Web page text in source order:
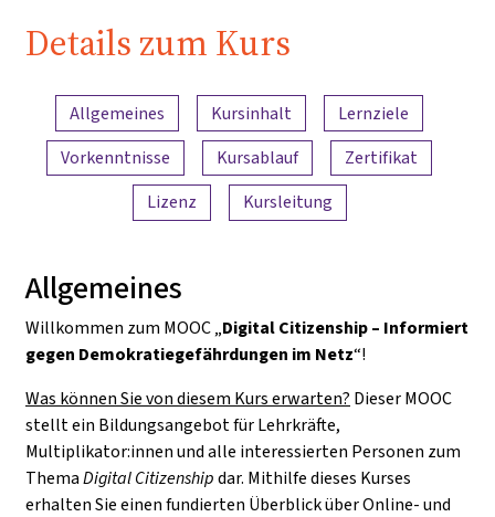
Details zum Kurs
Inhaltsübersicht
Allgemeines Kursinhalt
Lernziele
Vorkenntnisse
Kursablauf
Zertifikat
Lizenz
Kursleitung
Allgemeines
Willkommen zum MOOC „Digital Citizenship – Informiert
gegen Demokratiegefährdungen im Netz“!
Was können Sie von diesem Kurs erwarten? Dieser MOOC
stellt ein Bildungsangebot für Lehrkräfte,
Multiplikator:innen und alle interessierten Personen zum
ThemaDigital Citizenshipdar. Mithilfe dieses Kurses
erhalten Sie einen fundierten Überblick über Online- und